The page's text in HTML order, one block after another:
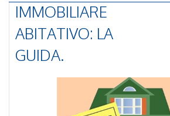
IMMOBILIARE
ABITATIVO: LA
GUIDA.